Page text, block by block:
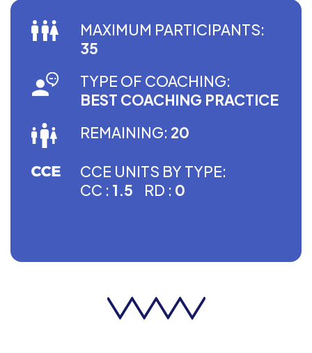
MAXIMUM PARTICIPANTS:
35
TYPE OF COACHING:
BEST COACHING PRACTICE
REMAINING: 20
CCE UNITS BY TYPE:
CC : 1.5 RD : 0